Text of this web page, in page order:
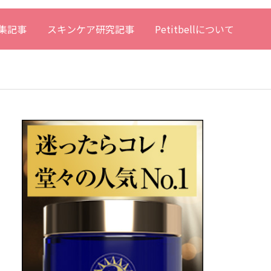
記事 スキンケア研究記事 Petitbellについて